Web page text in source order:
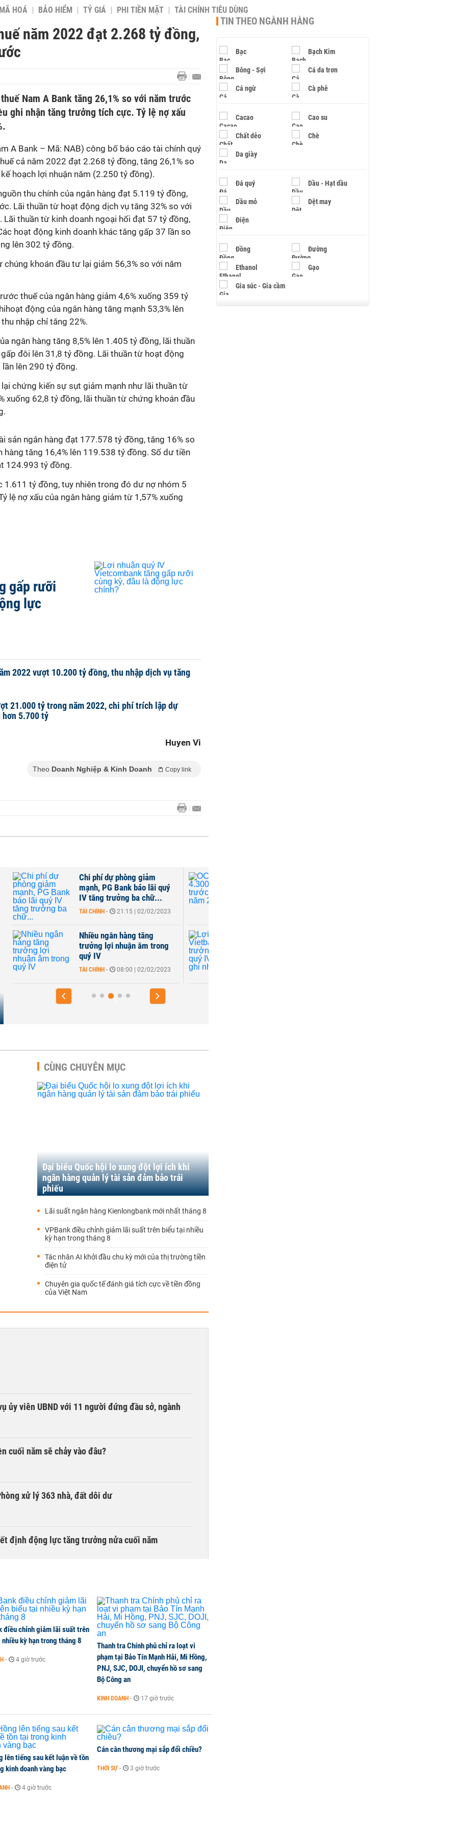
HOÁ BẢO HIỂM TỶ GIÁ PHI TIỀN MẶT TÀI CHÍNH TIÊU DÙNG
năm 2022 đạt 2.268 tỷ đồng,
Nam A Bank tăng 26,1% so với năm trước
ghi nhận tăng trưởng tích cực. Tỷ lệ nợ xấu
A Bank – Mã: NAB) công bố báo cáo tài chính quý
cả năm 2022 đạt 2.268 tỷ đồng, tăng 26,1% so
hoạch lợi nhuận năm (2.250 tỷ đồng).
thu chính của ngân hàng đạt 5.119 tỷ đồng,
Lãi thuần từ hoạt động dịch vụ tăng 32% so với
thuần từ kinh doanh ngoại hối đạt 57 tỷ đồng,
hoạt động kinh doanh khác tăng gấp 37 lần so
lên 302 tỷ đồng.
chúng khoán đầu tư lại giảm 56,3% so với năm
thuế của ngân hàng giảm 4,6% xuống 359 tỷ
động của ngân hàng tăng mạnh 53,3% lên
nhập chỉ tăng 22%.
ngân hàng tăng 8,5% lên 1.405 tỷ đồng, lãi thuần
đôi lên 31,8 tỷ đồng. Lãi thuần từ hoạt động
lên 290 tỷ đồng.
chứng kiến sự sụt giảm mạnh như lãi thuần từ
xuống 62,8 tỷ đồng, lãi thuần từ chứng khoán đầu
sản ngân hàng đạt 177.578 tỷ đồng, tăng 16% so
hàng tăng 16,4% lên 119.538 tỷ đồng. Số dư tiền
124.993 tỷ đồng.
1.611 tỷ đồng, tuy nhiên trong đó dư nợ nhóm 5
lệ nợ xấu của ngân hàng giảm từ 1,57% xuống
gấp rưỡi
lực
2022 vượt 10.200 tỷ đồng, thu nhập dịch vụ tăng
21.000 tỷ trong năm 2022, chi phí trích lập dự
5.700 tỷ
Huyen Vi
Theo Doanh Nghiệp & Kinh Doanh Copy link
Chi phí dự phòng giảm
mạnh, PG Bank báo lãi quý
IV tăng trưởng ba chữ...
TÀI CHÍNH - 21:15 | 02/02/2023
Nhiều ngân hàng tăng
trưởng lợi nhuận âm trong
quý IV
TÀI CHÍNH - 08:00 | 02/02/2023
CÙNG CHUYÊN MỤC
Đại biểu Quốc hội lo xung đột lợi ích khi
ngân hàng quản lý tài sản đảm bảo trái
phiếu
Lãi suất ngân hàng Kienlongbank mới nhất tháng 8
VPBank điều chỉnh giảm lãi suất trên biểu tại nhiều
kỳ hạn trong tháng 8
Tác nhân AI khởi đầu chu kỳ mới của thị trường tiền
điện tử
Chuyên gia quốc tế đánh giá tích cực về tiền đồng
của Việt Nam
ủy viên UBND với 11 người đứng đầu sở, ngành
cuối năm sẽ chảy vào đâu?
xử lý 363 nhà, đất dôi dư
định động lực tăng trưởng nửa cuối năm
100% lên những đối tác thương mại hàng đầu?
điều chỉnh giảm lãi suất trên
kỳ hạn trong tháng 8
- 4 giờ trước
Thanh tra Chính phủ chỉ ra loạt vi
phạm tại Bảo Tín Mạnh Hải, Mi Hồng,
PNJ, SJC, DOJI, chuyển hồ sơ sang
Bộ Công an
KINH DOANH - 17 giờ trước
lên tiếng sau kết luận về tồn
kinh doanh vàng bạc
- 4 giờ trước
Cán cân thương mại sắp đổi chiều?
THỜI SỰ - 3 giờ trước
TIN THEO NGÀNH HÀNG
Bạc Bạch Kim
Bông - Sợi Cá da trơn
Cá ngừ Cà phê
Cacao Cao su
Chất dẻo Chè
Da giày
Đá quý Dầu - Hạt dầu
Dầu mỏ Dệt may
Điện
Đồng Đường
Ethanol Gạo
Gia súc - Gia cầm